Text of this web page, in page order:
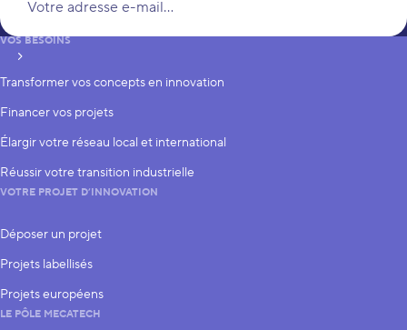
S’inscrire
VOS BESOINS
Transformer vos concepts en innovation
Financer vos projets
Élargir votre réseau local et international
Réussir votre transition industrielle
VOTRE PROJET D’INNOVATION
Déposer un projet
Projets labellisés
Projets européens
LE PÔLE MECATECH